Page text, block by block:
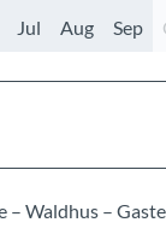
Jul Aug Sep
– Waldhus –